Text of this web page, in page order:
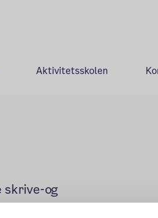
Aktivitetsskolen
skrive-og